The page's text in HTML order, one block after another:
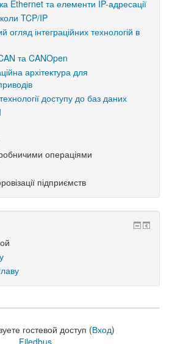
Ethernet та елементи IP-адресації
TCP/IP
огляд інтеграційних технологій в
та CANOpen
архітектура для
технології доступу до баз даних
операціями
підприємств
гостевой доступ (Вход)
Filedbus